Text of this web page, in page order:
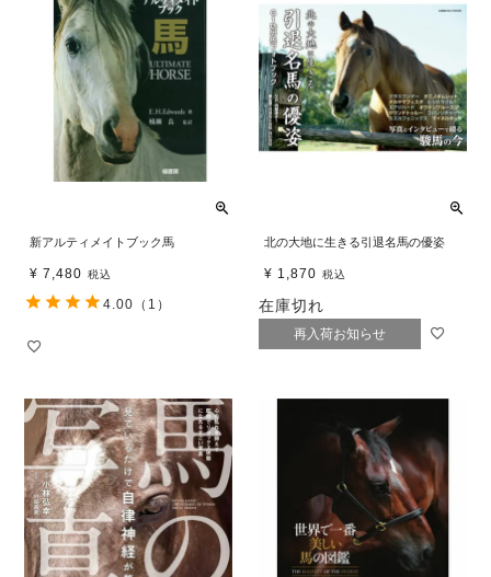
新アルティメイトブック馬
¥ 7,480 税込
4.00 （1）
北の大地に生きる引退名馬の優姿
¥ 1,870 税込
在庫切れ
再入荷お知らせ